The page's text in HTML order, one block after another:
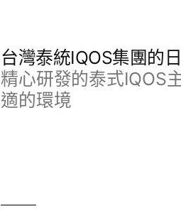
台灣泰統IQOS集團的
精心研發的泰式IQOS
適的環境